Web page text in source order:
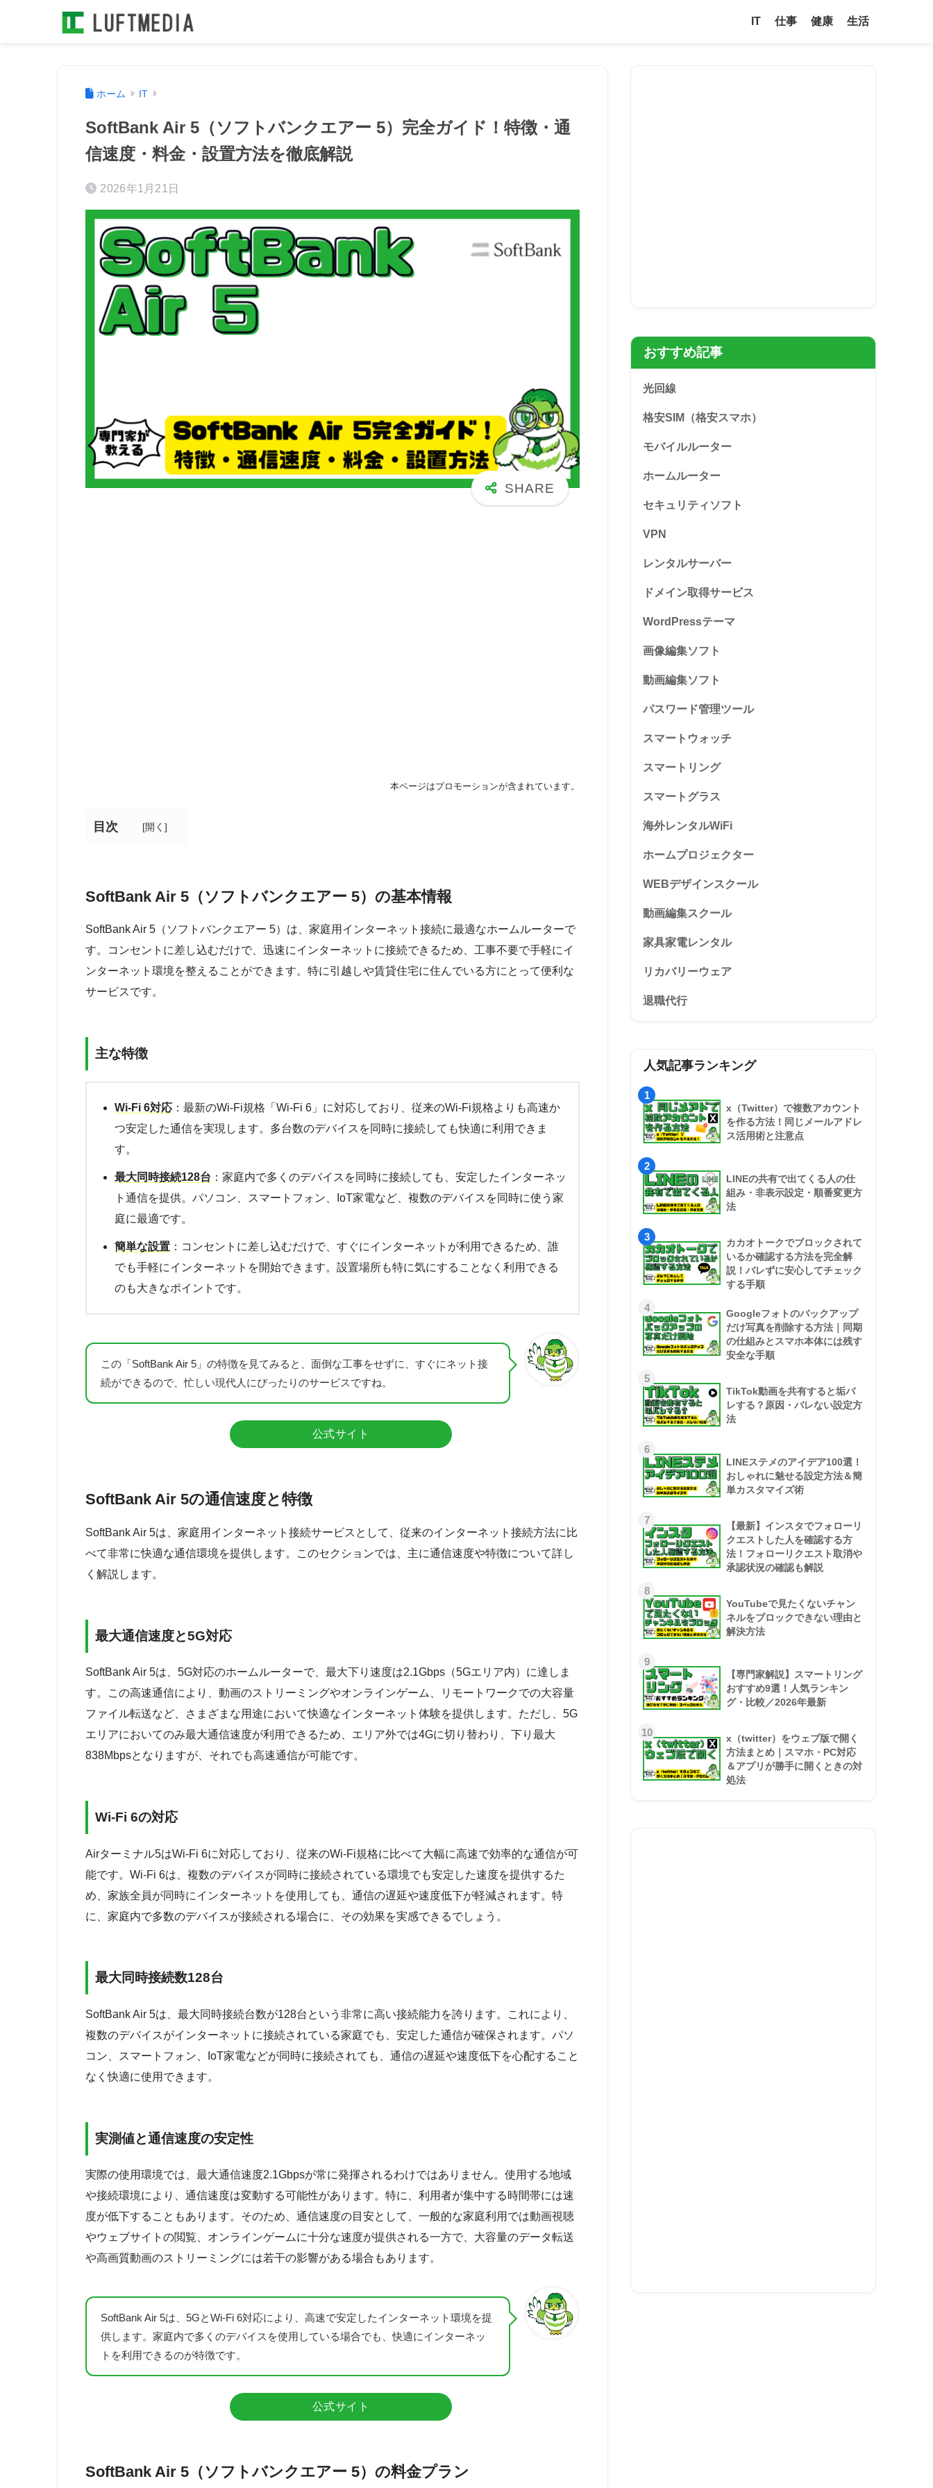
IT 仕事 健康 生活
ホーム IT
SoftBank Air 5（ソフトバンクエアー 5）完全ガイド！特徴・通
信速度・料金・設置方法を徹底解説
2026年1月21日
本ページはプロモーションが含まれています。
目次 [開く ]
SoftBank Air 5（ソフトバンクエアー 5）の基本情報
SoftBank Air 5（ソフトバンクエアー 5）は、家庭用インターネット接続に最適なホームルーターで
す。コンセントに差し込むだけで、迅速にインターネットに接続できるため、工事不要で手軽にイ
ンターネット環境を整えることができます。特に引越しや賃貸住宅に住んでいる方にとって便利な
サービスです。
主な特徴
Wi-Fi 6対応 ：最新のWi-Fi規格「Wi-Fi 6」に対応しており、従来のWi-Fi規格よりも高速か
つ安定した通信を実現します。多台数のデバイスを同時に接続しても快適に利用できま
す。
最大同時接続128台 ：家庭内で多くのデバイスを同時に接続しても、安定したインターネッ
ト通信を提供。パソコン、スマートフォン、IoT家電など、複数のデバイスを同時に使う家
庭に最適です。
簡単な設置 ：コンセントに差し込むだけで、すぐにインターネットが利用できるため、誰
でも手軽にインターネットを開始できます。設置場所も特に気にすることなく利用できる
のも大きなポイントです。
この「SoftBank Air 5」の特徴を見てみると、面倒な工事をせずに、すぐにネット接
続ができるので、忙しい現代人にぴったりのサービスですね。
公式サイト
SoftBank Air 5の通信速度と特徴
SoftBank Air 5は、家庭用インターネット接続サービスとして、従来のインターネット接続方法に比
べて非常に快適な通信環境を提供します。このセクションでは、主に通信速度や特徴について詳し
く解説します。
最大通信速度と5G対応
SoftBank Air 5は、5G対応のホームルーターで、最大下り速度は2.1Gbps（5Gエリア内）に達しま
す。この高速通信により、動画のストリーミングやオンラインゲーム、リモートワークでの大容量
ファイル転送など、さまざまな用途において快適なインターネット体験を提供します。ただし、5G
エリアにおいてのみ最大通信速度が利用できるため、エリア外では4Gに切り替わり、下り最大
838Mbpsとなりますが、それでも高速通信が可能です。
Wi-Fi 6の対応
Airターミナル5はWi-Fi 6に対応しており、従来のWi-Fi規格に比べて大幅に高速で効率的な通信が可
能です。Wi-Fi 6は、複数のデバイスが同時に接続されている環境でも安定した速度を提供するた
め、家族全員が同時にインターネットを使用しても、通信の遅延や速度低下が軽減されます。特
に、家庭内で多数のデバイスが接続される場合に、その効果を実感できるでしょう。
最大同時接続数128台
SoftBank Air 5は、最大同時接続台数が128台という非常に高い接続能力を誇ります。これにより、
複数のデバイスがインターネットに接続されている家庭でも、安定した通信が確保されます。パソ
コン、スマートフォン、IoT家電などが同時に接続されても、通信の遅延や速度低下を心配すること
なく快適に使用できます。
実測値と通信速度の安定性
実際の使用環境では、最大通信速度2.1Gbpsが常に発揮されるわけではありません。使用する地域
や接続環境により、通信速度は変動する可能性があります。特に、利用者が集中する時間帯には速
度が低下することもあります。そのため、通信速度の目安として、一般的な家庭利用では動画視聴
やウェブサイトの閲覧、オンラインゲームに十分な速度が提供される一方で、大容量のデータ転送
や高画質動画のストリーミングには若干の影響がある場合もあります。
SoftBank Air 5は、5GとWi-Fi 6対応により、高速で安定したインターネット環境を提
供します。家庭内で多くのデバイスを使用している場合でも、快適にインターネッ
トを利用できるのが特徴です。
公式サイト
SoftBank Air 5（ソフトバンクエアー 5）の料金プラン
おすすめ記事
光回線
格安SIM（格安スマホ）
モバイルルーター
ホームルーター
セキュリティソフト
VPN
レンタルサーバー
ドメイン取得サービス
WordPressテーマ
画像編集ソフト
動画編集ソフト
パスワード管理ツール
スマートウォッチ
スマートリング
スマートグラス
海外レンタルWiFi
ホームプロジェクター
WEBデザインスクール
動画編集スクール
家具家電レンタル
リカバリーウェア
退職代行
人気記事ランキング
1
x（Twitter）で複数アカウント
を作る方法！同じメールアドレ
ス活用術と注意点
2
LINEの共有で出てくる人の仕
組み・非表示設定・順番変更方
法
3
カカオトークでブロックされて
いるか確認する方法を完全解
説！バレずに安心してチェック
する手順
4
Googleフォトのバックアップ
だけ写真を削除する方法｜同期
の仕組みとスマホ本体には残す
安全な手順
5
TikTok動画を共有すると垢バ
レする？原因・バレない設定方
法
6
LINEステメのアイデア100選！
おしゃれに魅せる設定方法＆簡
単カスタマイズ術
7
【最新】インスタでフォローリ
クエストした人を確認する方
法！フォローリクエスト取消や
承認状況の確認も解説
8
YouTubeで見たくないチャン
ネルをブロックできない理由と
解決方法
9
【専門家解説】スマートリング
おすすめ9選！人気ランキン
グ・比較／2026年最新
10
x（twitter）をウェブ版で開く
方法まとめ｜スマホ・PC対応
＆アプリが勝手に開くときの対
処法